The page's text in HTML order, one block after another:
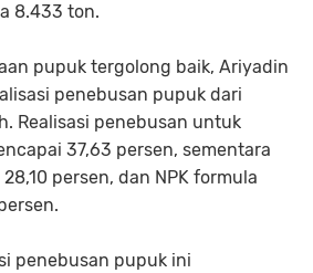
8.433 ton.
pupuk tergolong baik, Ariyadin
penebusan pupuk dari
Realisasi penebusan untuk
37,63 persen, sementara
persen, dan NPK formula
penebusan pupuk ini